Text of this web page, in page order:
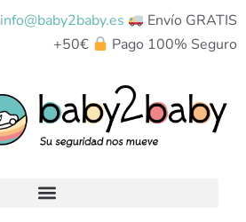
info@baby2baby.es
Envío GRATIS
+50€
Pago 100% Seguro